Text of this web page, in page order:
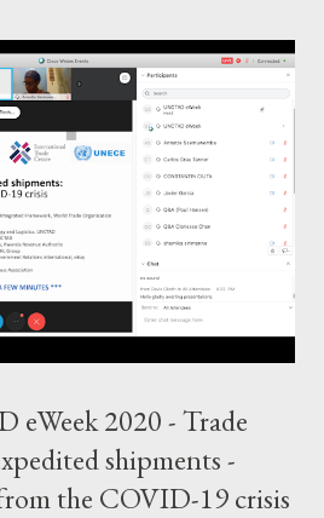
2020 - Trade
shipments -
the COVID-19 crisis